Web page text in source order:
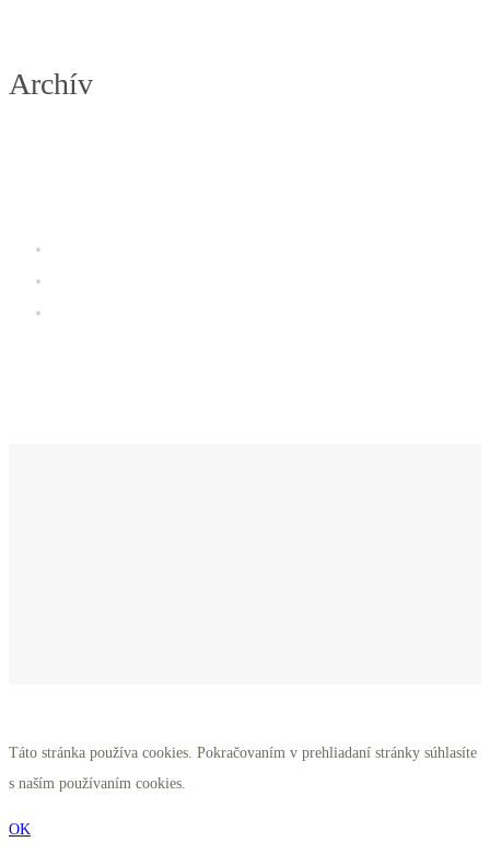
Archív
Táto stránka používa cookies. Pokračovaním v prehliadaní stránky súhlasíte
s naším používaním cookies.
OK